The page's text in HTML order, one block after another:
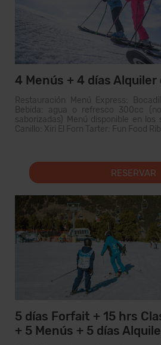
4 Menús + 4 días Alquiler
Restauración Menú Express:
Bebida: agua o refresco 300cc
saborizadas) Menú disponible en los
Canillo: Xiri El Forn Tarter: Fun Food
RESERVAR
5 días Forfait + 15 hrs
+ 5 Menús + 5 días